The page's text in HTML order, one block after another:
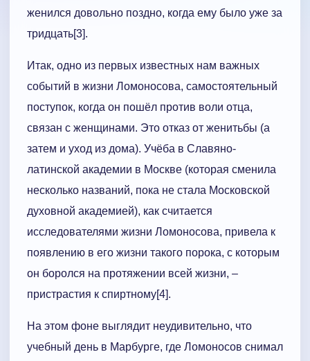
женился довольно поздно, когда ему было уже за
тридцать[3].
Итак, одно из первых известных нам важных
событий в жизни Ломоносова, самостоятельный
поступок, когда он пошёл против воли отца,
связан с женщинами. Это отказ от женитьбы (а
затем и уход из дома). Учёба в Славяно-
латинской академии в Москве (которая сменила
несколько названий, пока не стала Московской
духовной академией), как считается
исследователями жизни Ломоносова, привела к
появлению в его жизни такого порока, с которым
он боролся на протяжении всей жизни, –
пристрастия к спиртному[4].
На этом фоне выглядит неудивительно, что
учебный день в Марбурге, где Ломоносов снимал